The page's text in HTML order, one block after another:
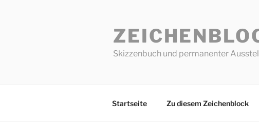
Skizzenbuch und permanenter
Startseite Zu diesem Zeichenblock